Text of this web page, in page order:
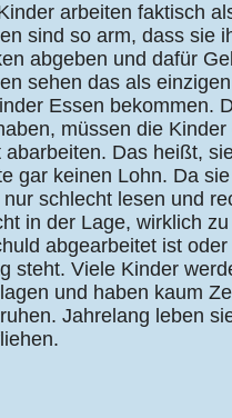
arbeiten faktisch
sind so arm, dass sie
abgeben und dafür
sehen das als
Essen bekommen.
müssen die
abarbeiten. Das heißt,
gar keinen Lohn. Da
nur schlecht lesen und
in der Lage, wirklich
abgearbeitet ist
steht. Viele Kinder
und haben kaum
Jahrelang leben